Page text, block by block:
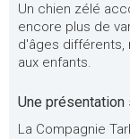
Un chien zélé
encore plus de
d'âges différents,
aux enfants.
Une présentation
La Compagnie